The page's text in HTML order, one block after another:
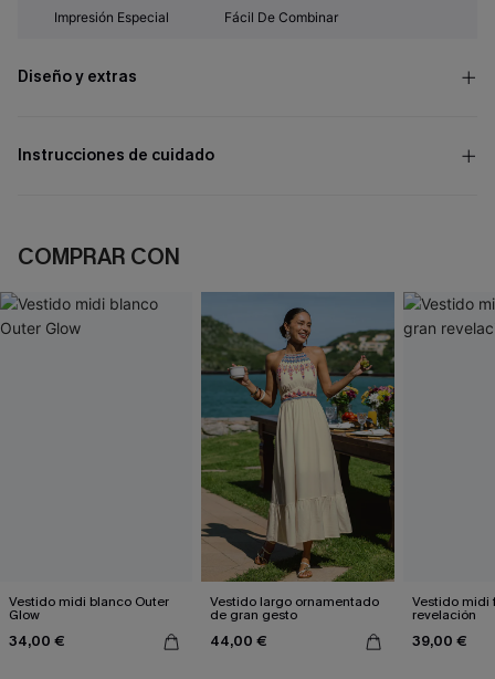
Impresión Especial Fácil De Combinar
Diseño y extras
Instrucciones de cuidado
COMPRAR CON
Vestido midi blanco Outer
Glow
34,00 €
Vestido largo ornamentado
de gran gesto
44,00 €
Vestido midi
revelación
39,00 €